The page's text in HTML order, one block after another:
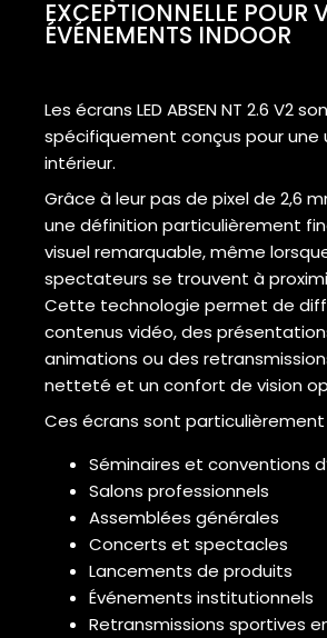
EXCEPTIONNELLE POUR
ÉVÉNEMENTS INDOOR
Les écrans LED ABSEN NT 2.6 V2
spécifiquement conçus pour une
intérieur.
Grâce à leur pas de pixel de 2,6
une définition particulièrement
visuel remarquable, même
spectateurs se trouvent à
Cette technologie permet de
contenus vidéo, des
animations ou des
netteté et un confort de vision
Ces écrans sont
Séminaires et conventions
Salons professionnels
Assemblées générales
Concerts et spectacles
Lancements de produits
Événements institutionnels
Retransmissions sportives